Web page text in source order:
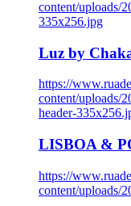
content/uploads/
335x256.jpg
Luz by
https://
content/uploads/
header-
LISBOA &
https://
content/uploads/